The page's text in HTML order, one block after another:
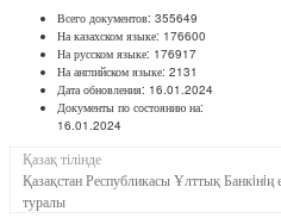
Всего документов: 355649
На казахском языке: 176600
На русском языке: 176917
На английском языке: 2131
Дата обновления: 16.01.2024
Документы по состоянию на:
16.01.2024
Қазақ тілінде
Қазақстан Республикасы Ұлттық
туралы